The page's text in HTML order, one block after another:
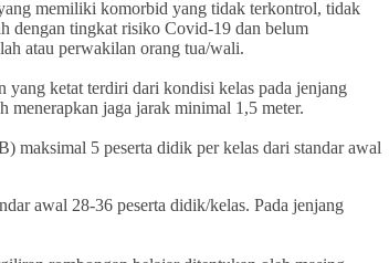
memiliki komorbid yang tidak terkontrol, tidak
dengan tingkat risiko Covid-19 dan belum
atau perwakilan orang tua/wali.
yang ketat terdiri dari kondisi kelas pada jenjang
jaga jarak minimal 1,5 meter.
maksimal 5 peserta didik per kelas dari standar awal
awal 28-36 peserta didik/kelas. Pada jenjang